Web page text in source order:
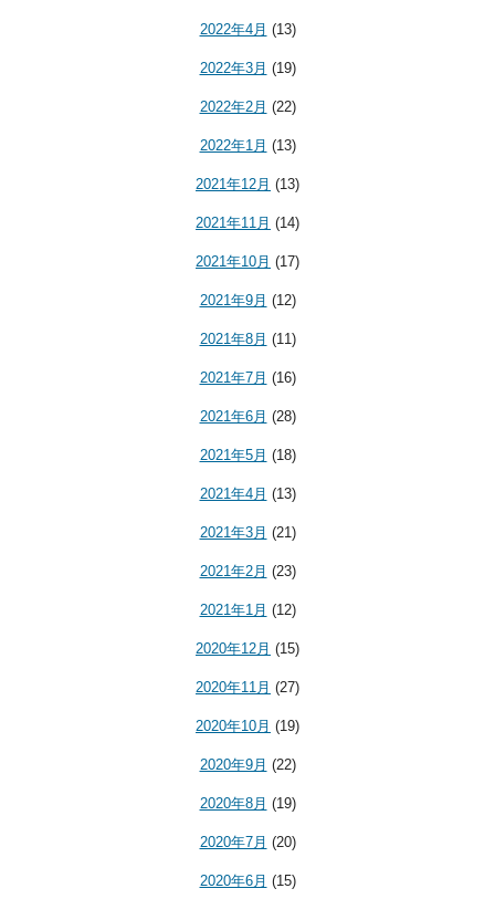
2022年4月 (13)
2022年3月 (19)
2022年2月 (22)
2022年1月 (13)
2021年12月 (13)
2021年11月 (14)
2021年10月 (17)
2021年9月 (12)
2021年8月 (11)
2021年7月 (16)
2021年6月 (28)
2021年5月 (18)
2021年4月 (13)
2021年3月 (21)
2021年2月 (23)
2021年1月 (12)
2020年12月 (15)
2020年11月 (27)
2020年10月 (19)
2020年9月 (22)
2020年8月 (19)
2020年7月 (20)
2020年6月 (15)